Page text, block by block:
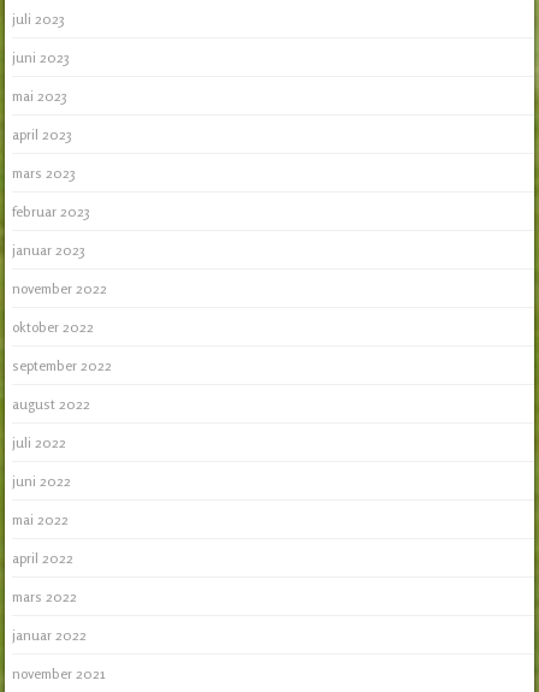
juli 2023
juni 2023
mai 2023
april 2023
mars 2023
februar 2023
januar 2023
november 2022
oktober 2022
september 2022
august 2022
juli 2022
juni 2022
mai 2022
april 2022
mars 2022
januar 2022
november 2021